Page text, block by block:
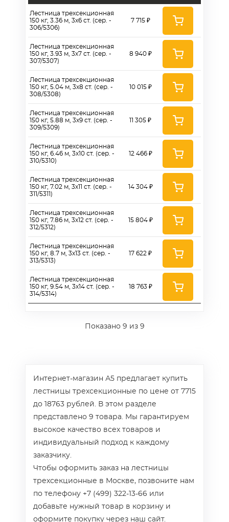
Лестница трехсекционная
150 кг, 3.36 м, 3х6 ст. (сер. -
306/5306)
Лестница трехсекционная
150 кг, 3.93 м, 3х7 ст. (сер. -
307/5307)
Лестница трехсекционная
150 кг, 5.04 м, 3х8 ст. (сер. -
308/5308)
Лестница трехсекционная
150 кг, 5.88 м, 3х9 ст. (сер. -
309/5309)
Лестница трехсекционная
150 кг, 6.46 м, 3х10 ст. (сер. -
310/5310)
Лестница трехсекционная
150 кг, 7.02 м, 3х11 ст. (сер. -
311/5311)
Лестница трехсекционная
150 кг, 7.86 м, 3х12 ст. (сер. -
312/5312)
Лестница трехсекционная
150 кг, 8.7 м, 3х13 ст. (сер. -
313/5313)
Лестница трехсекционная
150 кг, 9.54 м, 3х14 ст. (сер. -
314/5314)
7 715 ₽
8 940 ₽
10 015 ₽
11 305 ₽
12 466 ₽
14 304 ₽
15 804 ₽
17 622 ₽
18 763 ₽
Показано 9 из 9
Интернет-магазин А5 предлагает купить
лестницы трехсекционные по цене от 7715
до 18763 рублей. В этом разделе
представлено 9 товара. Мы гарантируем
высокое качество всех товаров и
индивидуальный подход к каждому
заказчику.
Чтобы оформить заказ на лестницы
трехсекционные в Москве, позвоните нам
по телефону +7 (499) 322-13-66 или
добавьте нужный товар в корзину и
оформите покупку через наш сайт.